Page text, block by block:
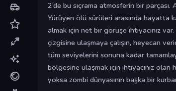
2’de bu sıçrama atmosferin bir parçası.
Yürüyen ölü sürüleri arasında
almak için net bir görüşe ihtiyacınız
çizgisine ulaşmaya çalışın, heyecan
tüm seviyelerini sonuna kadar
bölgesine ulaşmak için ihtiyacınız olan
yoksa zombi dünyasının başka bir